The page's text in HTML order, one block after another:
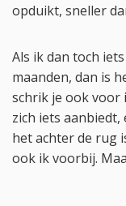
opduikt, sneller
Als ik dan toch
maanden, dan is
schrik je ook voor
zich iets
het achter de rug
ook ik voorbij.